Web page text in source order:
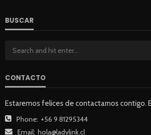
BUSCAR
CONTACTO
Estaremos felices de contactarnos contigo.
Phone: +56 9 81295344
Email: hola@ladylink.cl